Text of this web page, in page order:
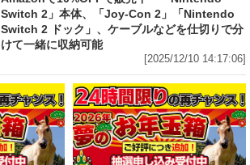
Switch 2」本体、「Joy-Con 2」「Nintendo
Switch 2 ドック」、ケーブルなどを仕切りで分
けて一緒に収納可能
[2025/12/10 14:17:06]